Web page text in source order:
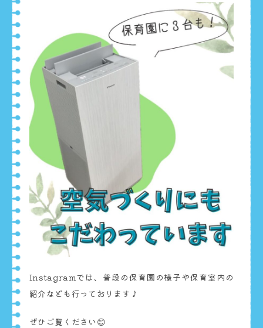
Instagramでは、普段の保育園の様子や保育室内の
紹介なども行っております♪
ぜひご覧ください😊